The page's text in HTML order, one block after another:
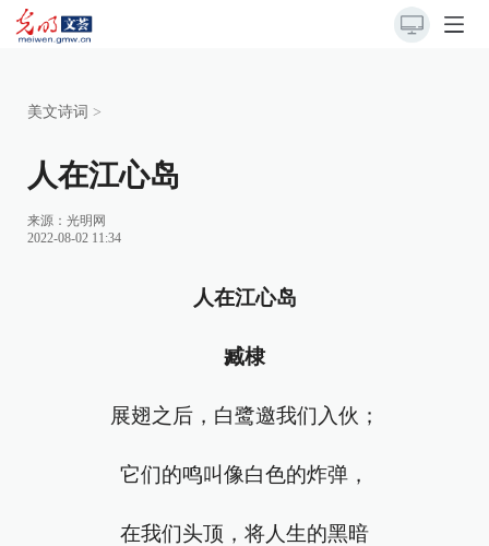
美文诗词 >
人在江心岛
来源： 光明网
2022-08-02 11:34
人在江心岛
臧棣
展翅之后，白鹭邀我们入伙；
它们的鸣叫像白色的炸弹，
在我们头顶，将人生的黑暗